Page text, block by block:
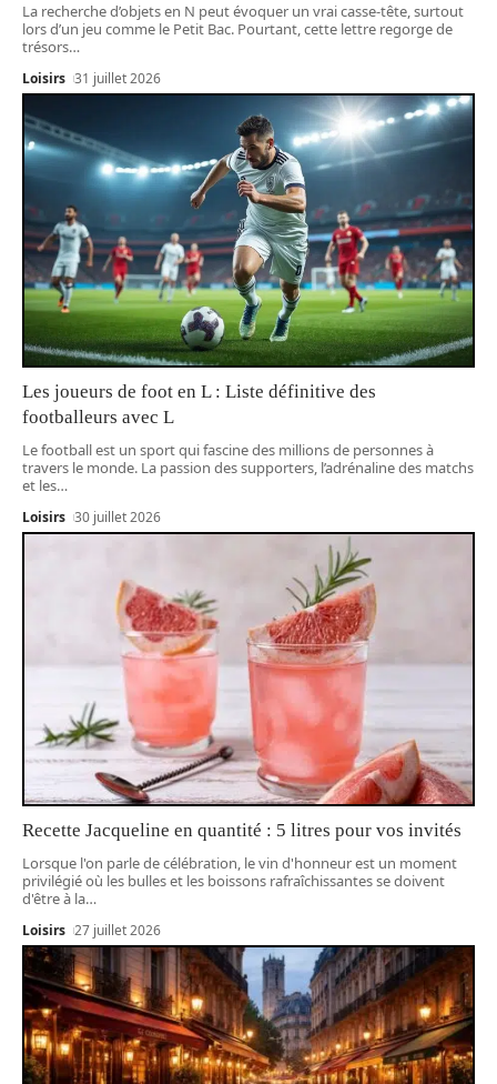
La recherche d’objets en N peut évoquer un vrai casse-tête, surtout
lors d’un jeu comme le Petit Bac. Pourtant, cette lettre regorge de
trésors…
Loisirs 31 juillet 2026
Les joueurs de foot en L : Liste définitive des
footballeurs avec L
Le football est un sport qui fascine des millions de personnes à
travers le monde. La passion des supporters, l’adrénaline des matchs
et les…
Loisirs 30 juillet 2026
Recette Jacqueline en quantité : 5 litres pour vos invités
Lorsque l'on parle de célébration, le vin d'honneur est un moment
privilégié où les bulles et les boissons rafraîchissantes se doivent
d'être à la…
Loisirs 27 juillet 2026